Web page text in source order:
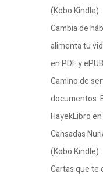
(Kobo Kindle)
Cambia de
alimenta tu
en PDF y
Camino de
documentos.
HayekLibro
Cansadas
(Kobo Kindle)
Cartas que te